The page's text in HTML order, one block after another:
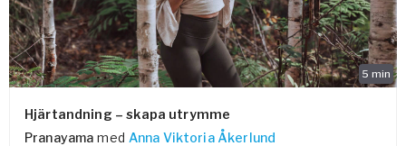
5 min
Hjärtandning – skapa utrymme
Pranayama med Anna Viktoria Åkerlund